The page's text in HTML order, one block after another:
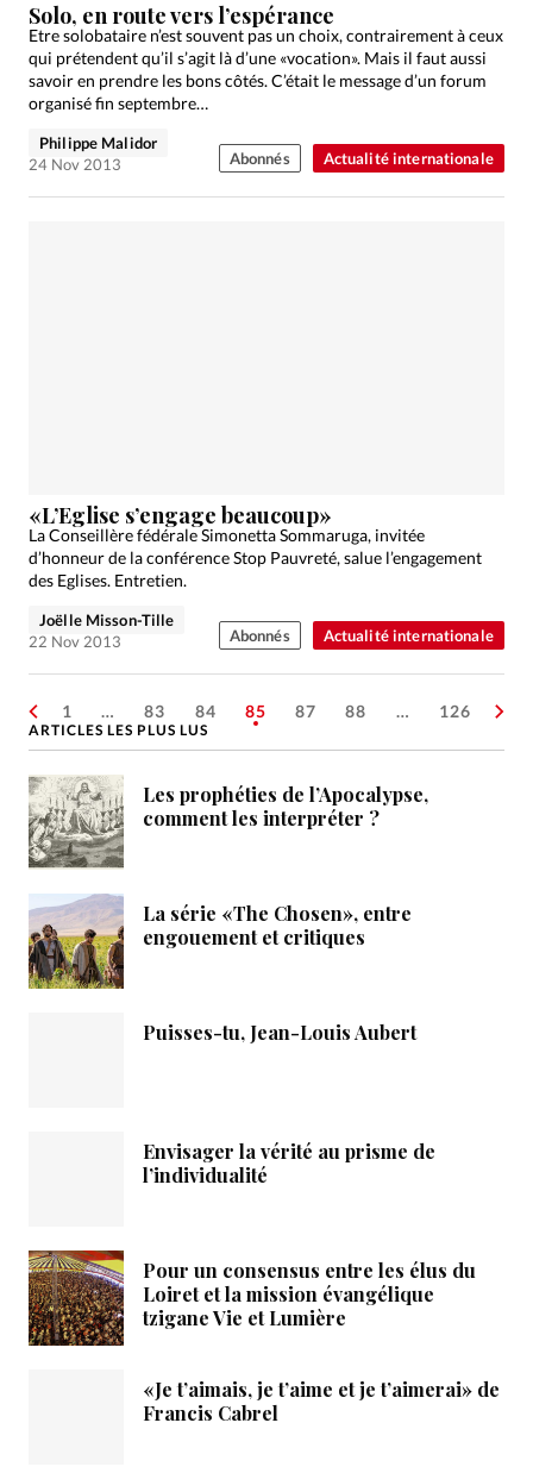
Actualité internationale
Solo, en route vers l’espérance
Etre solobataire n’est souvent pas un choix, contrairement à ceux
qui prétendent qu’il s’agit là d’une «vocation». Mais il faut aussi
savoir en prendre les bons côtés. C’était le message d’un forum
organisé fin septembre…
Philippe Malidor
24 Nov 2013
Abonnés
Actualité internationale
«L’Eglise s’engage beaucoup»
La Conseillère fédérale Simonetta Sommaruga, invitée
d’honneur de la conférence Stop Pauvreté, salue l’engagement
des Eglises. Entretien.
Joëlle Misson-Tille
22 Nov 2013
Abonnés
1 … 83 84 85 87 88 … 126
ARTICLES LES PLUS LUS
Les prophéties de l’Apocalypse,
comment les interpréter ?
La série «The Chosen», entre
engouement et critiques
Puisses-tu, Jean-Louis Aubert
Envisager la vérité au prisme de
l’individualité
Pour un consensus entre les élus du
Loiret et la mission évangélique
tzigane Vie et Lumière
«Je t’aimais, je t’aime et je t’aimerai» de
Francis Cabrel